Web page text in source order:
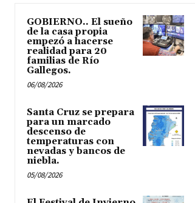
GOBIERNO.. El sueño
de la casa propia
empezó a hacerse
realidad para 20
familias de Río
Gallegos.
06/08/2026
Santa Cruz se prepara
para un marcado
descenso de
temperaturas con
nevadas y bancos de
niebla.
05/08/2026